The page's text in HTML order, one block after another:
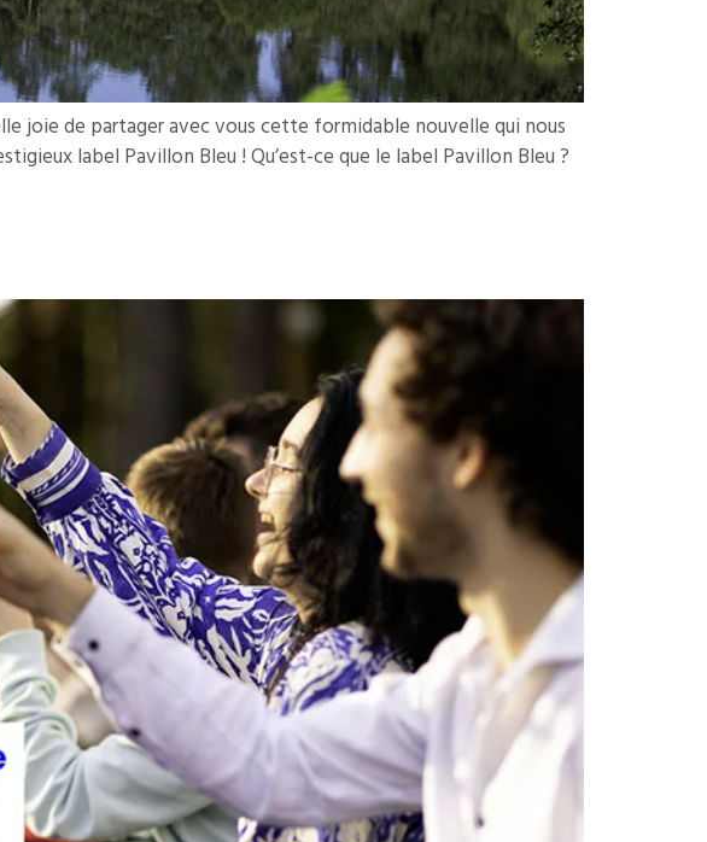
joie de partager avec vous cette formidable nouvelle qui nous
label Pavillon Bleu ! Qu’est-ce que le label Pavillon Bleu ?